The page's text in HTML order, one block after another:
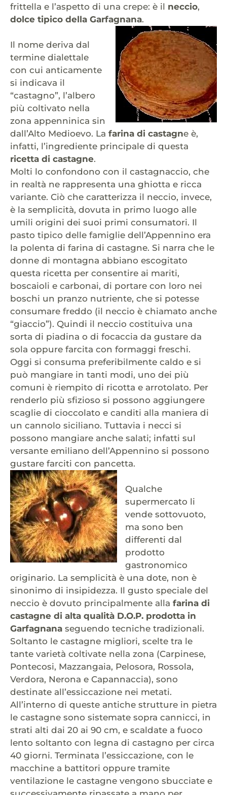
frittella e l’aspetto di una crepe: è il neccio,
dolce tipico della Garfagnana.
Il nome deriva dal
termine dialettale
con cui anticamente
si indicava il
“castagno”, l’albero
più coltivato nella
zona appenninica sin
dall’Alto Medioevo. La farina di castagne è,
infatti, l’ingrediente principale di questa
ricetta di castagne.
Molti lo confondono con il castagnaccio, che
in realtà ne rappresenta una ghiotta e ricca
variante. Ciò che caratterizza il neccio, invece,
è la semplicità, dovuta in primo luogo alle
umili origini dei suoi primi consumatori. Il
pasto tipico delle famiglie dell’Appennino era
la polenta di farina di castagne. Si narra che le
donne di montagna abbiano escogitato
questa ricetta per consentire ai mariti,
boscaioli e carbonai, di portare con loro nei
boschi un pranzo nutriente, che si potesse
consumare freddo (il neccio è chiamato anche
“giaccio”). Quindi il neccio costituiva una
sorta di piadina o di focaccia da gustare da
sola oppure farcita con formaggi freschi.
Oggi si consuma preferibilmente caldo e si
può mangiare in tanti modi, uno dei più
comuni è riempito di ricotta e arrotolato. Per
renderlo più sfizioso si possono aggiungere
scaglie di cioccolato e canditi alla maniera di
un cannolo siciliano. Tuttavia i necci si
possono mangiare anche salati; infatti sul
versante emiliano dell’Appennino si possono
gustare farciti con pancetta.
Qualche
supermercato li
vende sottovuoto,
ma sono ben
differenti dal
prodotto
gastronomico
originario. La semplicità è una dote, non è
sinonimo di insipidezza. Il gusto speciale del
neccio è dovuto principalmente alla farina di
castagne di alta qualità D.O.P. prodotta in
Garfagnana seguendo tecniche tradizionali.
Soltanto le castagne migliori, scelte tra le
tante varietà coltivate nella zona (Carpinese,
Pontecosi, Mazzangaia, Pelosora, Rossola,
Verdora, Nerona e Capannaccia), sono
destinate all’essiccazione nei metati.
All’interno di queste antiche strutture in pietra
le castagne sono sistemate sopra cannicci, in
strati alti dai 20 ai 90 cm, e scaldate a fuoco
lento soltanto con legna di castagno per circa
40 giorni. Terminata l’essiccazione, con le
macchine a battitori oppure tramite
ventilazione le castagne vengono sbucciate e